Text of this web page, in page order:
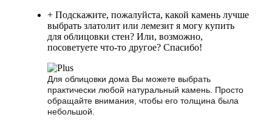
+ Подскажите, пожалуйста, какой камень лучше
выбрать златолит или лемезит я могу купить
для облицовки стен? Или, возможно,
посоветуете что-то другое? Спасибо!
Для облицовки дома Вы можете выбрать
практически любой натуральный камень. Просто
обращайте внимания, чтобы его толщина была
небольшой.